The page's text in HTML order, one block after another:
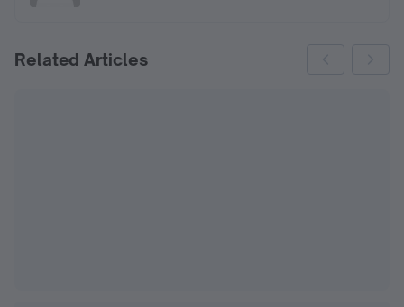
Related Articles